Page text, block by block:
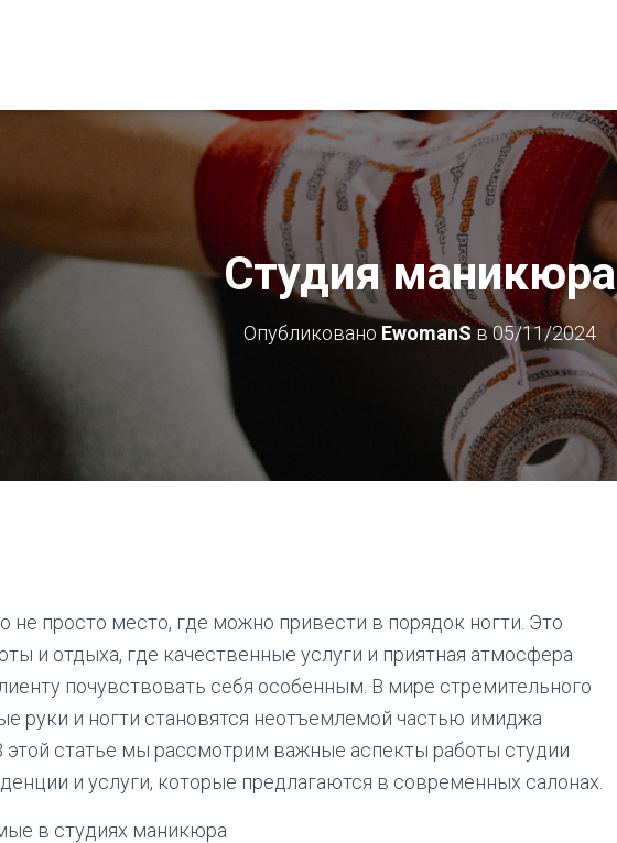
Студия маникюра
Опубликовано EwomanS в05/11/2024
не просто место, где можно привести в порядок ногти. Это
и отдыха, где качественные услуги и приятная атмосфера
почувствовать себя особенным. В мире стремительного
руки и ногти становятся неотъемлемой частью имиджа
этой статье мы рассмотрим важные аспекты работы студии
и услуги, которые предлагаются в современных салонах.
в студиях маникюра